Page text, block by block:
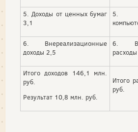
5. Доходы от ценных бумаг
3,1
5.
6. Внереализационные
доходы 2,5
6.
Итого доходов 146,1 млн.
руб.
Результат 10,8 млн. руб.
Итого
руб.